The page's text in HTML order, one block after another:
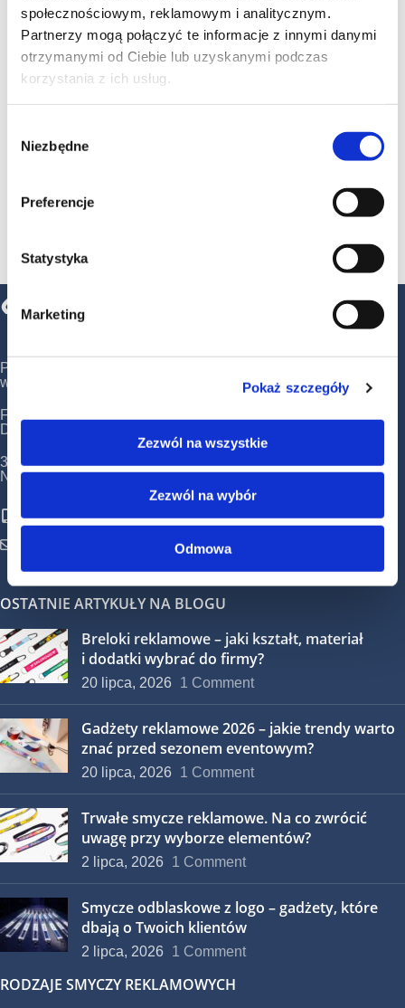
społecznościowym, reklamowym i analitycznym.
Partnerzy mogą połączyć te informacje z innymi danymi
otrzymanymi od Ciebie lub uzyskanymi podczas
korzystania z ich usług.
zgody
Niezbędne
Preferencje
Statystyka
Marketing
Pokaż szczegóły
Zezwól na wszystkie
Zezwól na wybór
Odmowa
Produkujemy smycze reklamowe, opaski eventowe, breloki,
wstążki oraz taśmy z nadrukiem, metki, kominy i bandany.
Fabryka Smyczy Paweł Kolarczyk,
Daniel Żołądek spółka cywilna
34-650 Tymbark 269, (woj. małopolskie)
NIP: 7372202436, REGON: 122817896
+48 533 533 883
OSTATNIE ARTYKUŁY NA BLOGU
Breloki reklamowe – jaki kształt, materiał
i dodatki wybrać do firmy?
20 lipca, 2026 1 Comment
Gadżety reklamowe 2026 – jakie trendy warto
znać przed sezonem eventowym?
20 lipca, 2026 1 Comment
Trwałe smycze reklamowe. Na co zwrócić
uwagę przy wyborze elementów?
2 lipca, 2026 1 Comment
Smycze odblaskowe z logo – gadżety, które
dbają o Twoich klientów
2 lipca, 2026 1 Comment
RODZAJE SMYCZY REKLAMOWYCH